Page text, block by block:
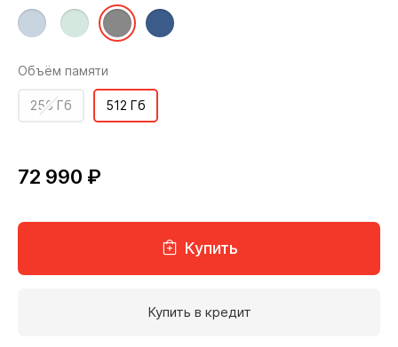
Объём памяти
512 Гб
256 Гб
72 990 ₽
Купить
Купить в кредит